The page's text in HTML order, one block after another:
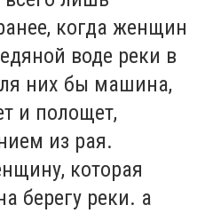
когда женщин
воде реки в
них бы машина,
и полощет,
из рая.
которая
берегу реки. а